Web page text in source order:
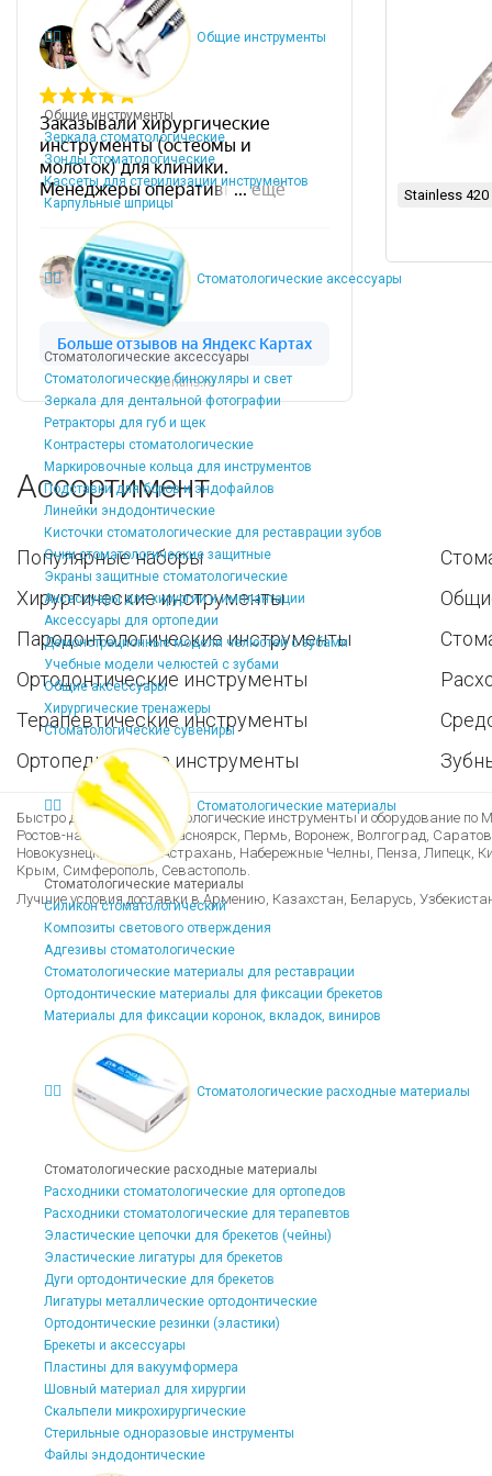
Общие инструменты
Общие инструменты
Зеркала стоматологические
Зонды стоматологические
Кассеты для стерилизации инструментов
Карпульные шприцы
Стоматологические аксессуары
Стоматологические аксессуары
Стоматологические бинокуляры и свет
Зеркала для дентальной фотографии
Ретракторы для губ и щек
Контрастеры стоматологические
Маркировочные кольца для инструментов
Подставки для боров и эндофайлов
Линейки эндодонтические
Кисточки стоматологические для реставрации зубов
Очки стоматологические защитные
Экраны защитные стоматологические
Аксессуары для хирургии и имплантации
Аксессуары для ортопедии
Демонстрационные модели челюстей с зубами
Учебные модели челюстей с зубами
Общие аксессуары
Хирургические тренажеры
Стоматологические сувениры
Стоматологические материалы
Стоматологические материалы
Силикон стоматологический
Композиты светового отверждения
Адгезивы стоматологические
Стоматологические материалы для реставрации
Ортодонтические материалы для фиксации брекетов
Материалы для фиксации коронок, вкладок, виниров
Стоматологические расходные материалы
Стоматологические расходные материалы
Расходники стоматологические для ортопедов
Расходники стоматологические для терапевтов
Эластические цепочки для брекетов (чейны)
Эластические лигатуры для брекетов
Дуги ортодонтические для брекетов
Лигатуры металлические ортодонтические
Ортодонтические резинки (эластики)
Брекеты и аксессуары
Пластины для вакуумформера
Шовный материал для хирургии
Скальпели микрохирургические
Стерильные одноразовые инструменты
Файлы эндодонтические
Dentins.ru
Stainless 420
Ассортимент
Популярные наборы
Хирургические инструменты
Пародонтологические инструменты
Ортодонтические инструменты
Терапевтические инструменты
Ортопедические инструменты
Быстро доставим стоматологические инструменты и оборудование
Ростов-на-Дону, Уфа, Красноярск, Пермь, Воронеж, Волгоград,
Новокузнецк, Рязань, Астрахань, Набережные Челны, Пенза, Липецк,
Крым, Симферополь, Севастополь.
Лучшие условия доставки в Армению, Казахстан, Беларусь,